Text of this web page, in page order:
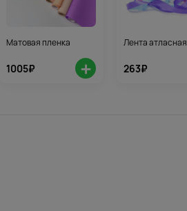
Матовая пленка
1005₽ +
Лента атласная
263₽